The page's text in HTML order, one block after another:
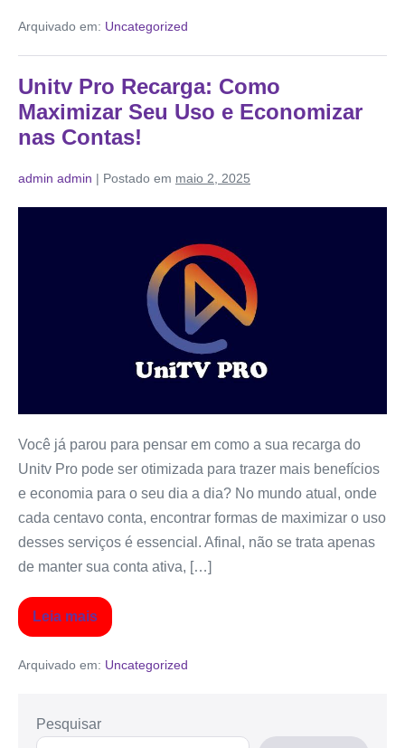
Arquivado em: Uncategorized
Unitv Pro Recarga: Como
Maximizar Seu Uso e Economizar
nas Contas!
admin admin | Postado em maio 2, 2025
Você já parou para pensar em como a sua recarga do
Unitv Pro pode ser otimizada para trazer mais benefícios
e economia para o seu dia a dia? No mundo atual, onde
cada centavo conta, encontrar formas de maximizar o uso
desses serviços é essencial. Afinal, não se trata apenas
de manter sua conta ativa, […]
Leia mais
Arquivado em: Uncategorized
Pesquisar